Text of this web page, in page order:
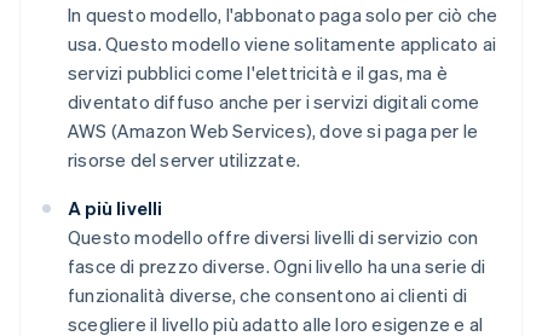
In questo modello, l'abbonato paga solo per ciò che
usa. Questo modello viene solitamente applicato ai
servizi pubblici come l'elettricità e il gas, ma è
diventato diffuso anche per i servizi digitali come
AWS (Amazon Web Services), dove si paga per le
risorse del server utilizzate.
A più livelli
Questo modello offre diversi livelli di servizio con
fasce di prezzo diverse. Ogni livello ha una serie di
funzionalità diverse, che consentono ai clienti di
scegliere il livello più adatto alle loro esigenze e al